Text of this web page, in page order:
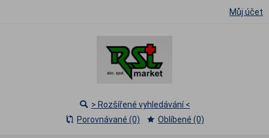
Můj účet
> Rozšířené vyhledávání <
Porovnávané (0)
Oblíbené (0)